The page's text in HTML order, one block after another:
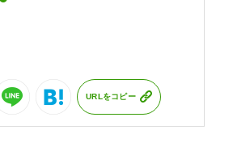
URLをコピー